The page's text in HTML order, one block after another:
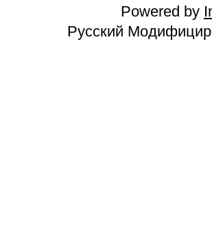
Powered by
Русский